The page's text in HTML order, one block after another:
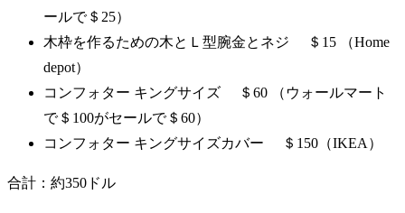
ールで＄25）
木枠を作るための木とＬ型腕金とネジ ＄15 （Home
depot）
コンフォター キングサイズ ＄60 （ウォールマート
で＄100がセールで＄60）
コンフォター キングサイズカバー ＄150（IKEA）
合計：約350ドル